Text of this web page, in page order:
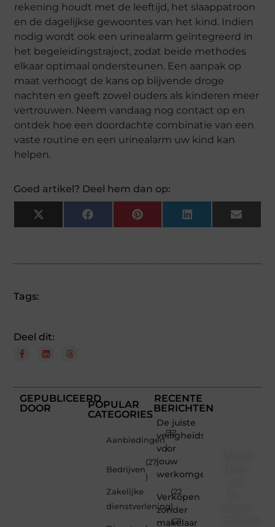
rekening houdt met de leeftijd, het slaappatroon
en de dagelijkse gewoontes van het kind. Indien
nodig wordt ook een urinealarm geïntegreerd in
het begeleidingstraject, zodat beide methodes
elkaar optimaal ondersteunen. Een aanpak op
maat verhoogt de kans op blijvende droge
nachten en geeft zowel ouders als kinderen meer
vertrouwen. Neem vandaag nog contact op en
ontdek hoe een doordachte combinatie van een
vaste routine en een urinealarm uw kind kan
helpen.
Goed artikel? Deel hem dan op:
X
(Twitter)
FacebookPinterestLinkedInEmail
Tags:
Deel dit:
GEPUBLICEERD
DOOR
POPULAR
CATEGORIES
Aanbiedingen
(32
)
Bedrijven
(27
)
Zakelijke
dienstverlening
(22
)
(21
RECENTE
BERICHTEN
De juiste
veiligheidsschoenen
voor
jouw
werkomgeving
Verkopen
zonder
makelaar